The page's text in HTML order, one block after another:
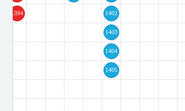
1394 1402
1403
1404
1405